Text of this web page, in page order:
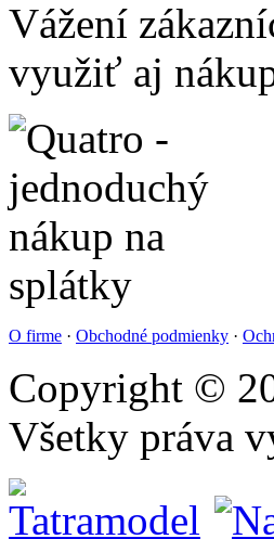
Vážení
využiť aj
O firme · Obchodné podmienky ·
Copyright ©
Všetky práva